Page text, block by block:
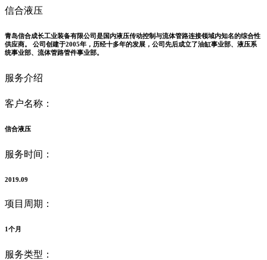
信合液压
青岛信合成长工业装备有限公司是国内液压传动控制与流体管路连接领域内知名的综合性
供应商。 公司创建于2005年，历经十多年的发展，公司先后成立了油缸事业部、液压系
统事业部、流体管路管件事业部。
服务介绍
客户名称：
信合液压
服务时间：
2019.09
项目周期：
1个月
服务类型：